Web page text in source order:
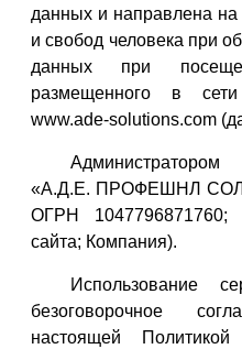
данных и направлена
и свобод человека при
данных при
размещенного в
www.ade-solutions.com
«А.Д.Е. ПРОФЕШНЛ
ОГРН 1047796871760;
сайта; Компания).
Использование
безоговорочное
настоящей